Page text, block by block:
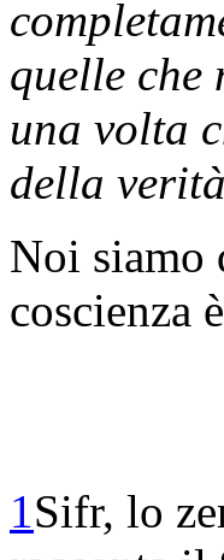
quelle che
una volta
della
Noi siamo
coscienza
1Sifr, lo